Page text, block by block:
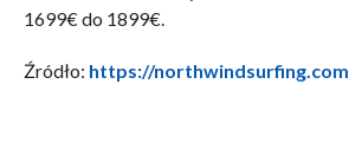
1699€ do 1899€.
Źródło: https://northwindsurfing.com